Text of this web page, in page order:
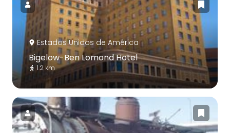
Estados Unidos de América
Bigelow-Ben Lomond Hotel
1.2 km